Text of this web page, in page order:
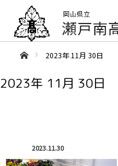
ああホーム2023年 11月 30日
2023年 11月 30日
2023.11.30